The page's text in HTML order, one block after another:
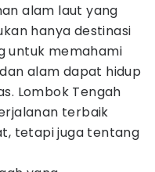
alam laut yang
hanya destinasi
untuk memahami
alam dapat hidup
Lombok Tengah
terbaik
tetapi juga tentang